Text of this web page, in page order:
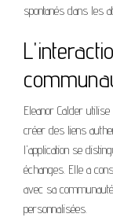
spontanés dans les
Eleanor Calder
créer des liens
l'application se
échanges. Elle a
avec sa
personnalisées.